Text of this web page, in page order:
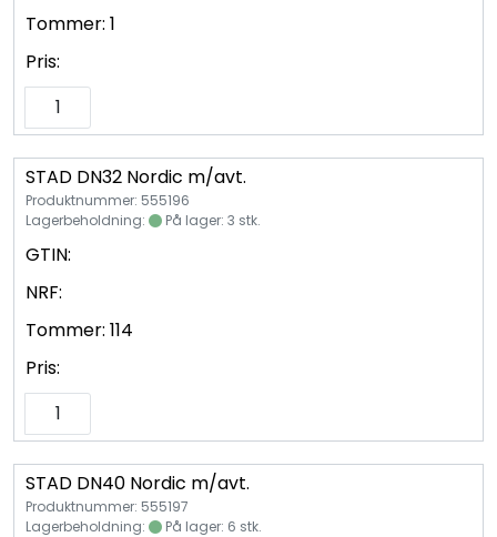
Tommer: 1
Pris:
STAD DN32 Nordic m/avt.
Produktnummer: 555196
Lagerbeholdning:
På lager: 3 stk.
GTIN:
NRF:
Tommer: 114
Pris:
STAD DN40 Nordic m/avt.
Produktnummer: 555197
Lagerbeholdning:
På lager: 6 stk.